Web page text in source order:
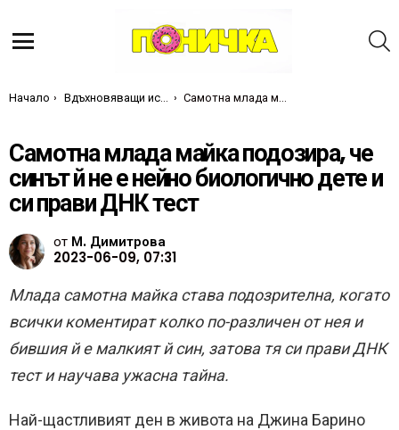
Ти си тук:
Начало Вдъхновяващи истории Самотна млада майка подозира, че синът й не е нейно биологично дете и си прави ДНК тест
Самотна млада майка подозира, че
синът й не е нейно биологично дете и
си прави ДНК тест
от М. Димитрова
2023-06-09, 07:31
Млада самотна майка става подозрителна, когато
всички коментират колко по-различен от нея и
бившия й е малкият й син, затова тя си прави ДНК
тест и научава ужасна тайна.
Най-щастливият ден в живота на Джина Барино